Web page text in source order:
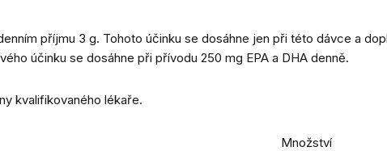
příjmu 3 g. Tohoto účinku se dosáhne jen při této dávce a
účinku se dosáhne při přívodu 250 mg EPA a DHA denně.
kvalifikovaného lékaře.
Množství